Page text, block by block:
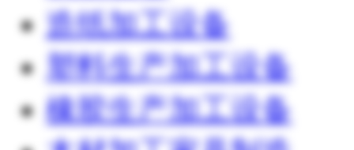
造纸加工设备
塑料生产加工设备
橡胶生产加工设备